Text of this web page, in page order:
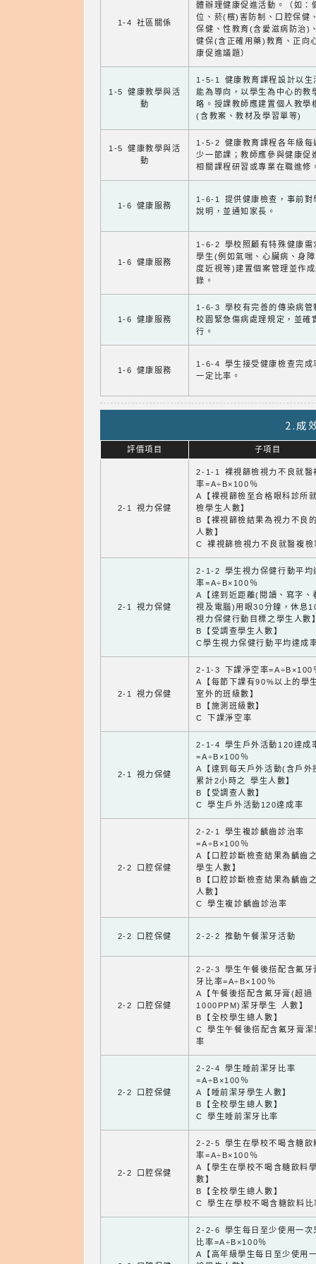
1-4 社區關係
體辦理健康促進活動。（如：
位、菸(檳)害防制、口腔保健
保健、性教育(含愛滋病防治)
健保(含正確用藥)教育、正向
康促進議題）
1-5 健康教學與活
動
1-5-1 健康教育課程設計以生
能為導向，以學生為中心的教
略。授課教師應建置個人教學
(含教案、教材及學習單等)
1-5 健康教學與活
動
1-5-2 健康教育課程各年級每
少一節課；教師應參與健康促
相關課程研習或專業在職進修
1-6 健康服務
1-6-1 提供健康檢查，事前對
說明，並通知家長。
1-6 健康服務
1-6-2 學校照顧有特殊健康需
學生(例如氣喘、心臟病、身
度近視等)建置個案管理並作
錄。
1-6 健康服務
1-6-3 學校有完善的傳染病管
校園緊急傷病處理規定，並確
行。
1-6 健康服務
1-6-4 學生接受健康檢查完成
一定比率。
2.成
評價項目 子項目
2-1 視力保健
2-1-1 裸視篩檢視力不良就醫
率=A÷B×100％
A【裸視篩檢至合格眼科診所
檢學生人數】
B【裸視篩檢結果為視力不良
人數】
C 裸視篩檢視力不良就醫複檢
2-1 視力保健
2-1-2 學生視力保健行動平均
率=A÷B×100％
A【達到近距離(閱讀、寫字、
視及電腦)用眼30分鐘，休息
視力保健行動目標之學生人數
B【受調查學生人數】
C學生視力保健行動平均達成
2-1 視力保健
2-1-3 下課淨空率=A÷B×100
A【每節下課有90%以上的學
室外的班級數】
B【施測班級數】
C 下課淨空率
2-1 視力保健
2-1-4 學生戶外活動120達成
=A÷B×100％
A【達到每天戶外活動(含戶外
累計2小時之 學生人數】
B【受調查人數】
C 學生戶外活動120達成率
2-2 口腔保健
2-2-1 學生複診齲齒診治率
=A÷B×100％
A【口腔診斷檢查結果為齲齒
學生人數】
B【口腔診斷檢查結果為齲齒
人數】
C 學生複診齲齒診治率
2-2 口腔保健 2-2-2 推動午餐潔牙活動
2-2 口腔保健
2-2-3 學生午餐後搭配含氟牙
牙比率=A÷B×100％
A【午餐後搭配含氟牙膏(超過
1000PPM)潔牙學生 人數】
B【全校學生總人數】
C 學生午餐後搭配含氟牙膏潔
率
2-2 口腔保健
2-2-4 學生睡前潔牙比率
=A÷B×100％
A【睡前潔牙學生人數】
B【全校學生總人數】
C 學生睡前潔牙比率
2-2 口腔保健
2-2-5 學生在學校不喝含糖飲
率=A÷B×100％
A【學生在學校不喝含糖飲料
數】
B【全校學生總人數】
C 學生在學校不喝含糖飲料比
2-2-6 學生每日至少使用一次
比率=A÷B×100％
A【高年級學生每日至少使用